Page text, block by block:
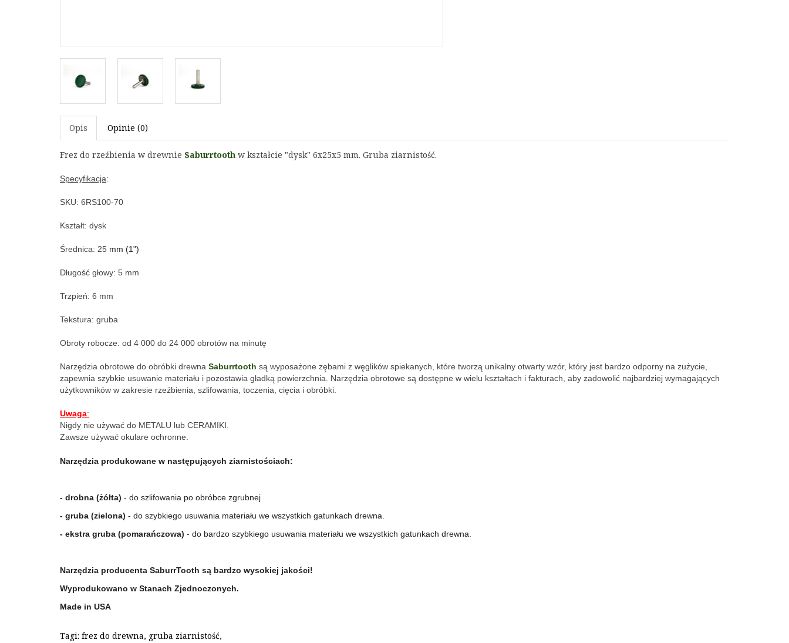
Opis Opinie (0)
Frez do rzeźbienia w drewnie Saburrtooth w kształcie "dysk" 6x25x5 mm. Gruba ziarnistość.
Specyfikacja:
SKU: 6RS100-70
Kształt: dysk
Średnica: 25 mm (1")
Długość głowy: 5 mm
Trzpień: 6 mm
Tekstura: gruba
Obroty robocze: od 4 000 do 24 000 obrotów na minutę
Narzędzia obrotowe do obróbki drewna Saburrtooth są wyposażone zębami z węglików spiekanych, które tworzą unikalny otwarty wzór, który jest bardzo odporny na zużycie,
zapewnia szybkie usuwanie materiału i pozostawia gładką powierzchnia. Narzędzia obrotowe są dostępne w wielu kształtach i fakturach, aby zadowolić najbardziej wymagających
użytkowników w zakresie rzeźbienia, szlifowania, toczenia, cięcia i obróbki.
Uwaga:
Nigdy nie używać do METALU lub CERAMIKI.
Zawsze używać okulare ochronne.
Narzędzia produkowane w następujących ziarnistościach:
- drobna (żółta) - do szlifowania po obróbce zgrubnej
- gruba (zielona) - do szybkiego usuwania materiału we wszystkich gatunkach drewna.
- ekstra gruba (pomarańczowa) - do bardzo szybkiego usuwania materiału we wszystkich gatunkach drewna.
Narzędzia producenta SaburrTooth są bardzo wysokiej jakości!
Wyprodukowano w Stanach Zjednoczonych.
Made in USA
Tagi: frez do drewna, gruba ziarnistość,